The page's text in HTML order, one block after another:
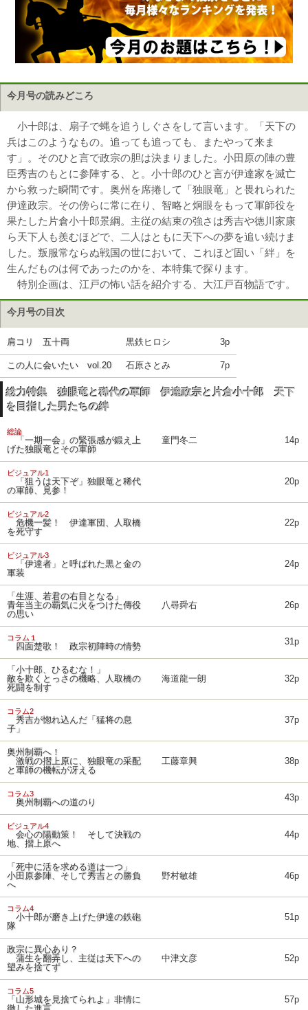
今月号の読みどころ
小十郎は、扇子で蝿を追うしぐさをして言います。「天下の
兵はこのようなもの。追っても追っても、またやって来ま
す」。そのひと言で政宗の胆は決まりました。小田原の陣の豊
臣秀吉のもとに参陣する、と。小十郎のひと言が伊達家を滅亡
から救った瞬間です。奥州を席捲して「独眼竜」と畏れられた
伊達政宗。その傍らに常に在り、智略と炯眼をもって軍師役を
果たした片倉小十郎景綱。主従の結束の強さは秀吉や徳川家康
ら天下人も羨むほどで、二人はともに天下への夢を追い続けま
した。叛服常ならぬ戦国の世において、これほど固い「絆」を
生んだものは何であったのかを、本特集で探ります。
特別企画は、江戸の怖い話を紹介する、大江戸百物語です。
今月号の目次
肩コリ 五十両 黒鉄ヒロシ 3p
この人に会いたい vol.20 石原さとみ 7p
総力特集 独眼竜と稀代の軍師 伊達政宗と片倉小十郎 天下
を目指した男たちの絆
総論
「一期一会」の緊張感が鍛え上
げた独眼竜とその軍師
童門冬二 14p
ビジュアル1
「狙うは天下ぞ」独眼竜と稀代
の軍師、見参！
20p
ビジュアル2
危機一髪！ 伊達軍団、人取橋
を死守す
22p
ビジュアル3
「伊達者」と呼ばれた黒と金の
軍装
24p
「生涯、若君の右目となる」
青年当主の覇気に火をつけた傳役
の思い
八尋舜右 26p
コラム１
四面楚歌！ 政宗初陣時の情勢 31p
「小十郎、ひるむな！」
敵を欺くとっさの機略、人取橋の
死闘を制す
海道龍一朗 32p
コラム2
秀吉が惚れ込んだ「猛将の息
子」
37p
奥州制覇へ！
激戦の摺上原に、独眼竜の采配
と軍師の機転が冴える
工藤章興 38p
コラム3
奥州制覇への道のり 43p
ビジュアル4
会心の陽動策！ そして決戦の
地、摺上原へ
44p
「死中に活を求める道は一つ」
小田原参陣、そして秀吉との勝負
へ
野村敏雄 46p
コラム4
小十郎が磨き上げた伊達の鉄砲
隊
51p
政宗に異心あり？
蒲生を翻弄し、主従は天下への
望みを捨てず
中津文彦 52p
コラム5
「山形城を見捨てられよ」非情に
57p